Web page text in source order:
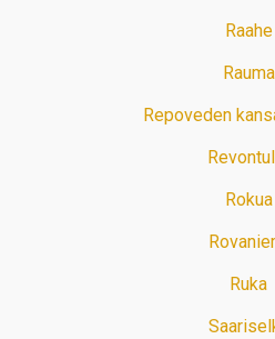
Raahe
Rauma
Repoveden
Rokua
Ruka